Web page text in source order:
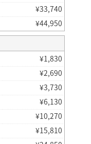
¥33,740
¥44,950
¥1,830
¥2,690
¥3,730
¥6,130
¥10,270
¥15,810